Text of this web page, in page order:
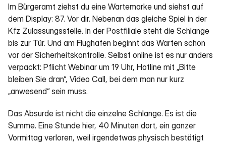
Im Bürgeramt ziehst du eine Wartemarke und siehst auf
dem Display: 87. Vor dir. Nebenan das gleiche Spiel in der
Kfz Zulassungsstelle. In der Postfiliale steht die Schlange
bis zur Tür. Und am Flughafen beginnt das Warten schon
vor der Sicherheitskontrolle. Selbst online ist es nur anders
verpackt: Pflicht Webinar um 19 Uhr, Hotline mit „Bitte
bleiben Sie dran“, Video Call, bei dem man nur kurz
„anwesend“ sein muss.
Das Absurde ist nicht die einzelne Schlange. Es ist die
Summe. Eine Stunde hier, 40 Minuten dort, ein ganzer
Vormittag verloren, weil irgendetwas physisch bestätigt